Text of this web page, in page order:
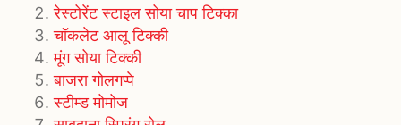
रेस्टोरेंट स्टाइल सोया चाप टिक्का
चॉकलेट आलू टिक्की
मूंग सोया टिक्की
बाजरा गोलगप्पे
स्टीम्ड मोमोज